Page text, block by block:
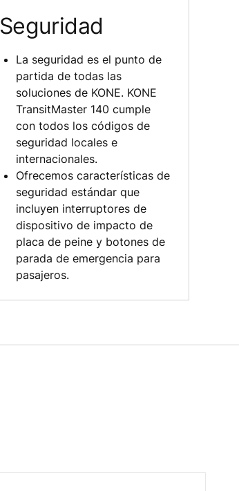
Seguridad
La seguridad es el punto de
partida de todas las
soluciones de KONE. KONE
TransitMaster 140 cumple
con todos los códigos de
seguridad locales e
internacionales.
Ofrecemos características de
seguridad estándar que
incluyen interruptores de
dispositivo de impacto de
placa de peine y botones de
parada de emergencia para
pasajeros.